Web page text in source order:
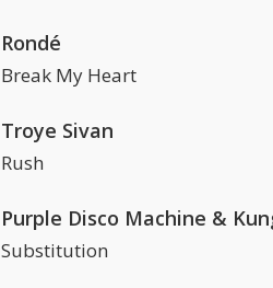
Rondé
Break My Heart
Troye Sivan
Rush
Purple Disco Machine &
Substitution